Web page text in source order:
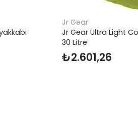
Jr Gear
Jr Gear Ultra Light
30 Litre
₺2.601,26